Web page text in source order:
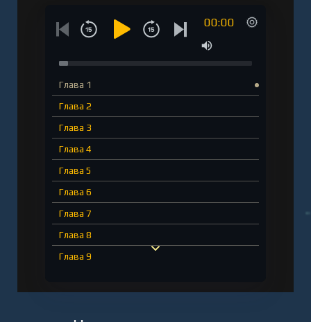
00:00
Глава 1
Глава 2
Глава 3
Глава 4
Глава 5
Глава 6
Глава 7
Глава 8
Глава 9